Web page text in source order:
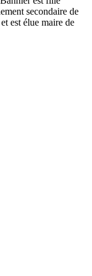
secondaire de
est élue maire de